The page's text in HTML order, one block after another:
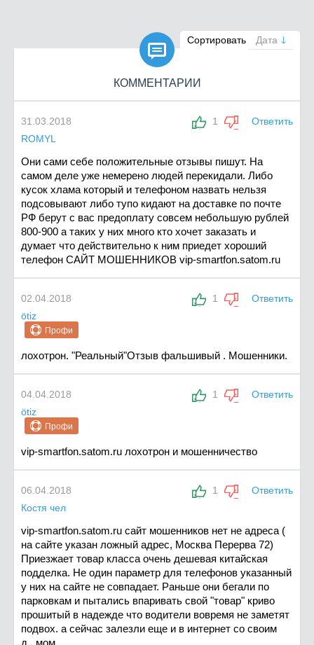
Сортировать Дата

КОММЕНТАРИИ
1 Ответить
31.03.2018
ROMYL
Они сами себе положительные отзывы пишут. На
самом деле уже немерено людей перекидали. Либо
кусок хлама который и телефоном назвать нельзя
подсовывают либо тупо кидают на доставке по почте
РФ берут с вас предоплату совсем небольшую рублей
800-900 а таких у них много кто хочет заказать и
думает что действительно к ним приедет хороший
телефон САЙТ МОШЕННИКОВ vip-smartfon.satom.ru
1 Ответить
02.04.2018
ötiz
Профи
лохотрон. "Реальный"Отзыв фальшивый . Мошенники.
1 Ответить
04.04.2018
ötiz
Профи
vip-smartfon.satom.ru лохотрон и мошенничество
1 Ответить
06.04.2018
Костя чел
vip-smartfon.satom.ru сайт мошенников нет не адреса (
на сайте указан ложный адрес, Москва Перерва 72)
Приезжает товар класса очень дешевая китайская
подделка. Не один параметр для телефонов указанный
у них на сайте не совпадает. Раньше они бегали по
парковкам и пытались впаривать свой "товар" криво
прошитый в надежде что водители вовремя не заметят
подвох. а сейчас залезли еще и в интернет со своим
д...мом